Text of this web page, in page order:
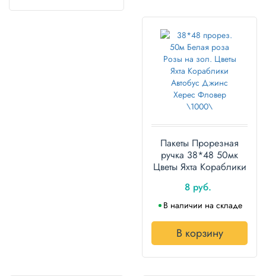
Пакеты Прорезная
ручка 38*48 50мк
Цветы Яхта Кораблики
штук
8 руб.
В наличии на складе
В корзину